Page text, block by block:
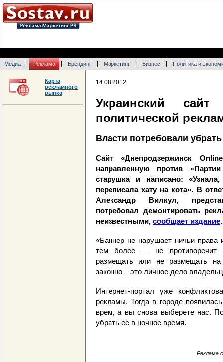
Медиа Реклама Брендинг Маркетинг Бизнес Политика и
14.08.2012
Украинский
политической
Власти потребовали
Сайт «Днепродзержинск
направленную против
старушка и написано:
переписала хату на кота». В
Александр Вилкул,
потребовал демонтировать
неизвестными, сообщает издание.
«Баннер не нарушает ничьи права
тем более — не противоречит
размещать или не размещать на
законно – это личное дело
Интернет-портал уже
рекламы. Тогда в городе
врем, а вы снова выберете нас.
убрать ее в ночное время.
Реклама
Карта
рекламного
рынка